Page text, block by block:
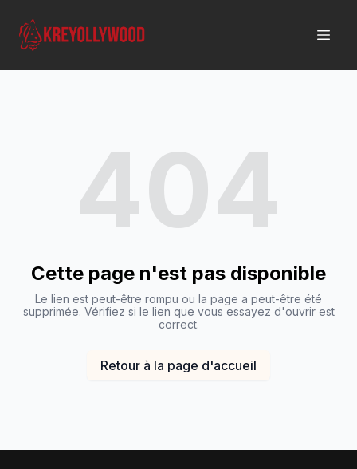
404
Cette page n'est pas disponible
Le lien est peut-être rompu ou la page a peut-être été
supprimée. Vérifiez si le lien que vous essayez d'ouvrir est
correct.
Retour à la page d'accueil